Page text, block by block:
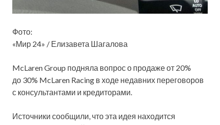
Фото:
«Мир 24» / Елизавета Шагалова
McLaren Group подняла вопрос о продаже от 20%
до 30% McLaren Racing в ходе недавних переговоров
с консультантами и кредиторами.
Источники сообщили, что эта идея находится